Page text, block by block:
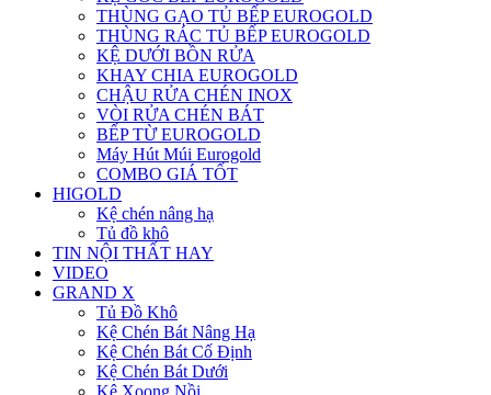
THÙNG GẠO TỦ BẾP EUROGOLD
THÙNG RÁC TỦ BẾP EUROGOLD
KỆ DƯỚI BỒN RỬA
KHAY CHIA EUROGOLD
CHẬU RỬA CHÉN INOX
VÒI RỬA CHÉN BÁT
BẾP TỪ EUROGOLD
Máy Hút Múi Eurogold
COMBO GIÁ TỐT
HIGOLD
Kệ chén nâng hạ
Tủ đồ khô
TIN NỘI THẤT HAY
VIDEO
GRAND X
Tủ Đồ Khô
Kệ Chén Bát Nâng Hạ
Kệ Chén Bát Cố Định
Kệ Chén Bát Dưới
Kệ Xoong Nồi